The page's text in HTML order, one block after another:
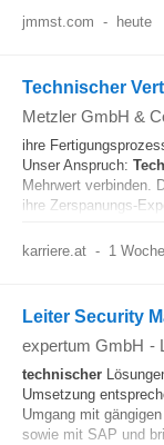
jmmst.com - heute
Technischer
Metzler GmbH &
ihre
Unser Anspruch:
Mehrwert verbinden.
ihre Zerspanungs-
karriere.at - 1
Leiter Security
expertum GmbH -
technischer
Umsetzung
Umgang mit
sowie mit SAP und